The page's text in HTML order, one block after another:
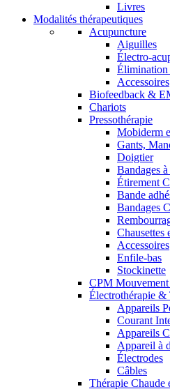
Livres
Modalités thérapeutiques
Acupuncture
Aiguilles
Électro-
Élimination
Accessoires
Biofeedback &
Chariots
Pressothérapie
Mobiderm
Gants,
Doigtier
Bandages
Étirement
Bande
Bandages
Chausettes
Accessoires
Enfile-bas
Stockinette
CPM
Électrothérapie &
Appareils
Courant
Appareils
Appareil à
Électrodes
Câbles
Thérapie Chaude